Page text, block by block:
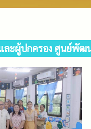
ละผู้ปกครอง ศูนย์พัฒ